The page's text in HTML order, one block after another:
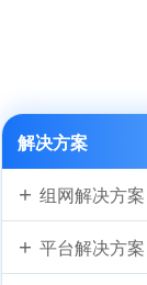
解决方案
组网解决方案
平台解决方案